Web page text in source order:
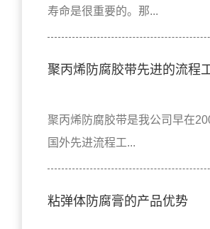
寿命是很重要的。那...
聚丙烯防腐胶带先进的流程
聚丙烯防腐胶带是我公司早在
国外先进流程工...
粘弹体防腐膏的产品优势